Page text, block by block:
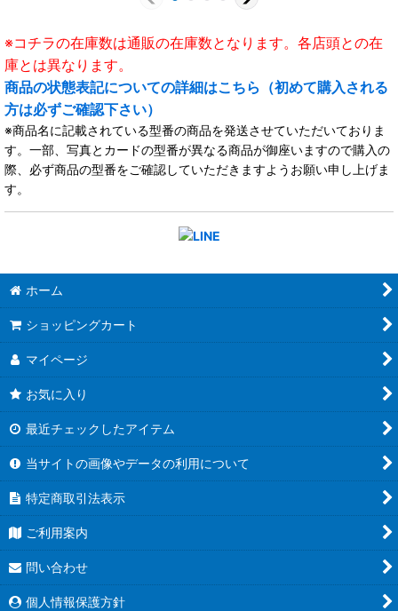
※コチラの在庫数は通販の在庫数となります。各店頭との在
庫とは異なります。
商品の状態表記についての詳細はこちら（初めて購入される
方は必ずご確認下さい）
※商品名に記載されている型番の商品を発送させていただいておりま
す。一部、写真とカードの型番が異なる商品が御座いますので購入の
際、必ず商品の型番をご確認していただきますようお願い申し上げま
す。
ホーム
ショッピングカート
マイページ
お気に入り
最近チェックしたアイテム
当サイトの画像やデータの利用について
特定商取引法表示
ご利用案内
問い合わせ
個人情報保護方針